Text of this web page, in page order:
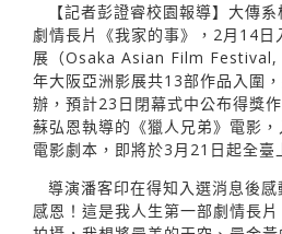
【記者彭證睿校園報導】大傳
劇情長片《我家的事》，2月14
展（Osaka Asian Film Festival,
年大阪亞洲影展共13部作品入圍
辦，預計23日閉幕式中公布得獎
蘇弘恩執導的《獵人兄弟》電影
電影劇本，即將於3月21日起全臺
導演潘客印在得知入選消息後
感恩！這是我人生第一部劇情長